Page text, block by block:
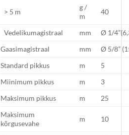
> 5 m
g /
m
40
Vedelikumagistraal mm
Ø 1/
Gaasimagistraal
mm
Ø 5/8”
Standard pikkus
m
5
Miinimum pikkus
m
3
Maksimum pikkus
m
25
Maksimum
kõrgusevahe
m 10